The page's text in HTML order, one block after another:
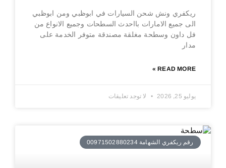
ريكفري ونش شحن السيارات في ابوظبي ومن ابوظبي
الى جميع الامارات بااحدث السطحات وجميع الانواع من
فل داون وسطحة مغلقة مصندقة متوفر الخدمة على
مدار
READ MORE »
يوليو 25, 2026 لا توجد تعليقات
رقم ريكفري الشهامة 00971502880234